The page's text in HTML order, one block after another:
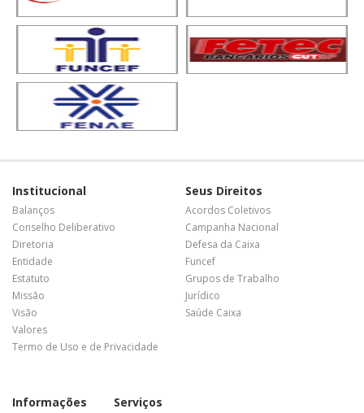
Institucional
Balanços
Conselho Deliberativo
Diretoria
Entidade
Estatuto
Missão
Visão
Valores
Termo de Uso e de Privacidade
Seus Direitos
Acordos Coletivos
Campanha Nacional
Defesa da Caixa
Funcef
Grupos de Trabalho
Jurídico
Saúde Caixa
Informações Serviços